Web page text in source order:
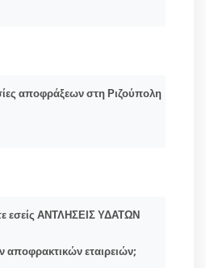
αποφράξεων στη Ριζούπολη
εσείς ΑΝΤΛΗΣΕΙΣ ΥΔΑΤΩΝ
εταιρειών;